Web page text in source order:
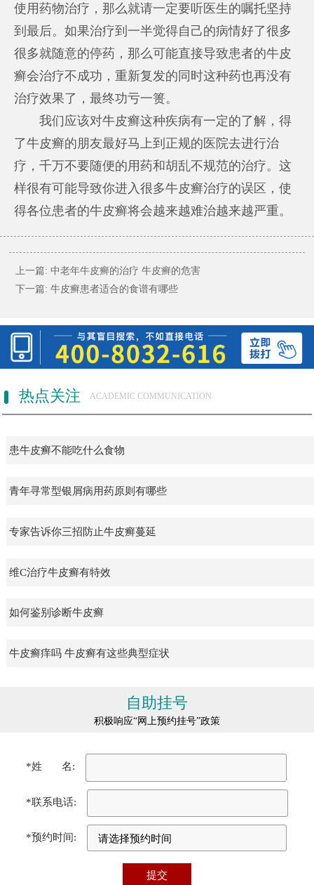
使用药物治疗，那么就请一定要听医生的嘱托坚持
到最后。如果治疗到一半觉得自己的病情好了很多
很多就随意的停药，那么可能直接导致患者的牛皮
癣会治疗不成功，重新复发的同时这种药也再没有
治疗效果了，最终功亏一篑。
我们应该对牛皮癣这种疾病有一定的了解，得
了牛皮癣的朋友最好马上到正规的医院去进行治
疗，千万不要随便的用药和胡乱不规范的治疗。这
样很有可能导致你进入很多牛皮癣治疗的误区，使
得各位患者的牛皮癣将会越来越难治越来越严重。
上一篇: 中老年牛皮癣的治疗 牛皮癣的危害
下一篇: 牛皮癣患者适合的食谱有哪些
热点关注 ACADEMIC COMMUNICATION
患牛皮癣不能吃什么食物
青年寻常型银屑病用药原则有哪些
专家告诉你三招防止牛皮癣蔓延
维C治疗牛皮癣有特效
如何鉴别诊断牛皮癣
牛皮癣痒吗 牛皮癣有这些典型症状
自助挂号
积极响应“网上预约挂号”政策
*姓 名:
*联系电话:
*预约时间: